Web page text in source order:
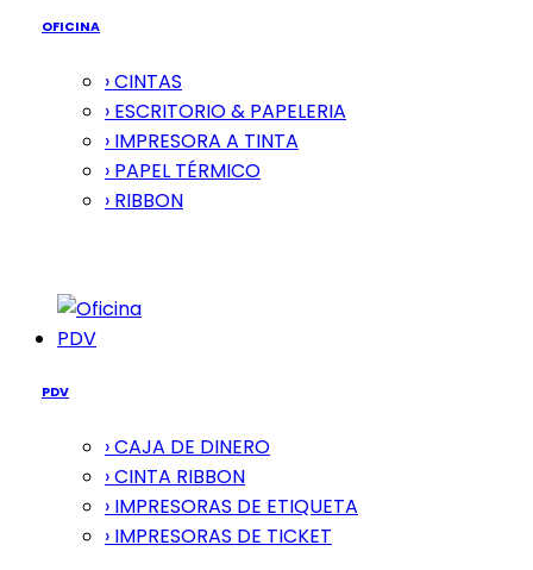
OFICINA
› CINTAS
› ESCRITORIO & PAPELERIA
› IMPRESORA A TINTA
› PAPEL TÉRMICO
› RIBBON
PDV
PDV
› CAJA DE DINERO
› CINTA RIBBON
› IMPRESORAS DE ETIQUETA
› IMPRESORAS DE TICKET